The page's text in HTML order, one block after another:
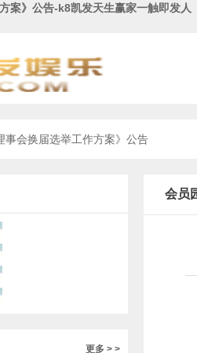
案》公告-k8凯发天生赢家一触即发人
事会换届选举工作方案》公告
更多 > >
会员